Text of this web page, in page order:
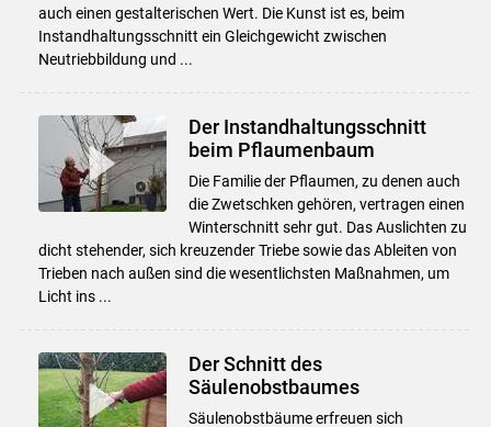
auch einen gestalterischen Wert. Die Kunst ist es, beim
Instandhaltungsschnitt ein Gleichgewicht zwischen
Neutriebbildung und ...
Der Instandhaltungsschnitt
beim Pflaumenbaum
Die Familie der Pflaumen, zu denen auch
die Zwetschken gehören, vertragen einen
Winterschnitt sehr gut. Das Auslichten zu
dicht stehender, sich kreuzender Triebe sowie das Ableiten von
Trieben nach außen sind die wesentlichsten Maßnahmen, um
Licht ins ...
Der Schnitt des
Säulenobstbaumes
Säulenobstbäume erfreuen sich